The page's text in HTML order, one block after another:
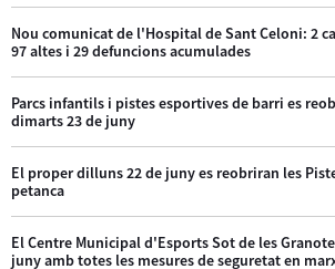
Nou comunicat de l'Hospital de Sant Celoni: 2
97 altes i 29 defuncions acumulades
Parcs infantils i pistes esportives de barri es
dimarts 23 de juny
El proper dilluns 22 de juny es reobriran les
petanca
El Centre Municipal d'Esports Sot de les
juny amb totes les mesures de seguretat en